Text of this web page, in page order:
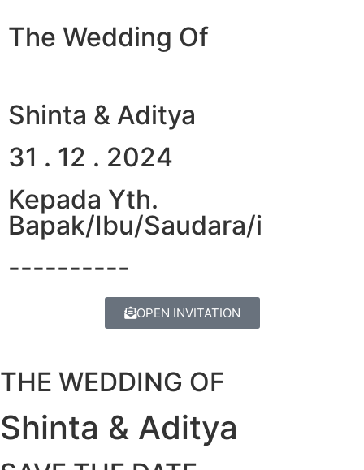
The Wedding Of
Shinta & Aditya
31 . 12 . 2024
Kepada Yth.
Bapak/Ibu/Saudara/i
----------
OPEN INVITATION
THE WEDDING OF
Shinta & Aditya